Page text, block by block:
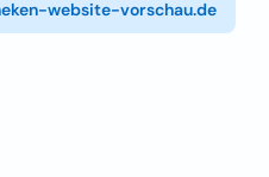
website-vorschau.de